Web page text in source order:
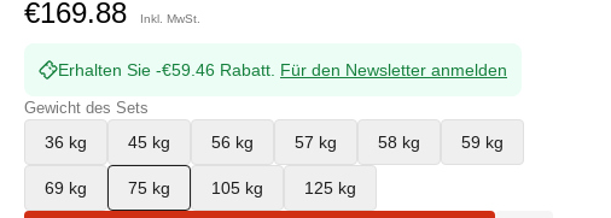
€169.88 Inkl. MwSt.
Erhalten Sie -€59.46 Rabatt. Für den Newsletter anmelden
Gewicht des Sets
36 kg 45 kg 56 kg 57 kg 58 kg 59 kg
69 kg 75 kg 105 kg 125 kg